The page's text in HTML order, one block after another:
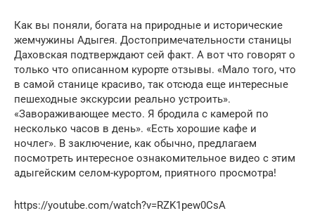
Как вы поняли, богата на природные и исторические
жемчужины Адыгея. Достопримечательности станицы
Даховская подтверждают сей факт. А вот что говорят о
только что описанном курорте отзывы. «Мало того, что
в самой станице красиво, так отсюда еще интересные
пешеходные экскурсии реально устроить».
«Завораживающее место. Я бродила с камерой по
несколько часов в день». «Есть хорошие кафе и
ночлег». В заключение, как обычно, предлагаем
посмотреть интересное ознакомительное видео с этим
адыгейским селом-курортом, приятного просмотра!
https://youtube.com/watch?v=RZK1pew0CsA